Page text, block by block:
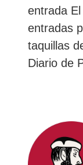
entrada
entradas
taquillas
Diario de